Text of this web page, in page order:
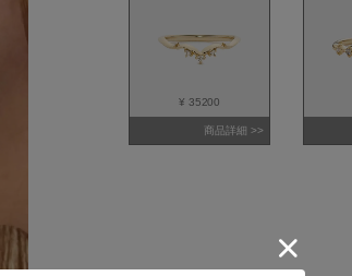
¥ 35200
商品詳細 >>